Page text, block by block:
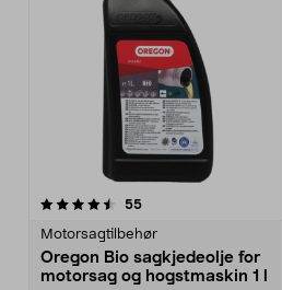
55anmeldelser
Motorsagtilbehør
Oregon Bio sagkjedeolje for
motorsag og hogstmaskin 1 l
4.5 av 5 stjerner